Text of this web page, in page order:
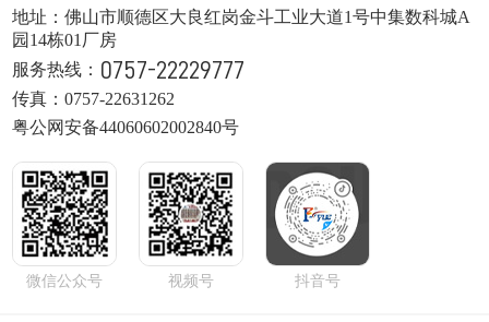
地址：佛山市顺德区大良红岗金斗工业大道1号中集数科城A
园14栋01厂房
服务热线： 0757-22229777
传真：0757-22631262
粤公网安备44060602002840号
微信公众号 视频号 抖音号